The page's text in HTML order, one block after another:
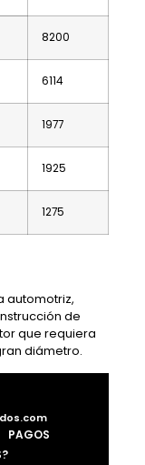
8200
6114
1977
1925
1275
automotriz,
de
que requiera
diámetro.